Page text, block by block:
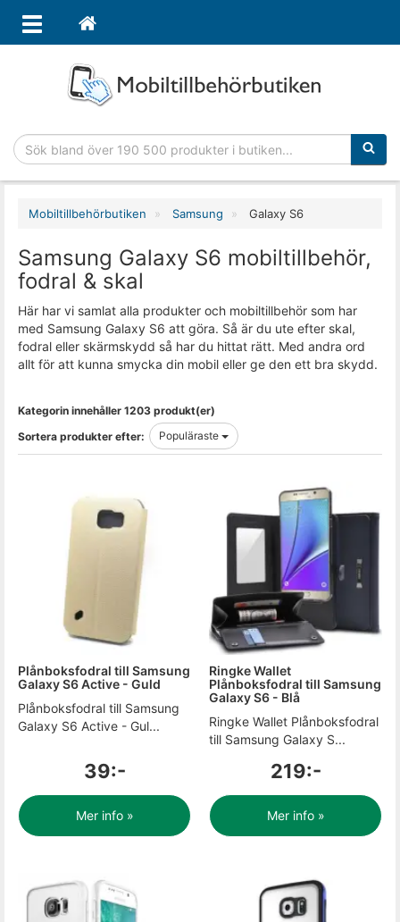
Mobiltillbehörbutiken Samsung Galaxy S6
Samsung Galaxy S6 mobiltillbehör,
fodral & skal
Här har vi samlat alla produkter och mobiltillbehör som har
med Samsung Galaxy S6 att göra. Så är du ute efter skal,
fodral eller skärmskydd så har du hittat rätt. Med andra ord
allt för att kunna smycka din mobil eller ge den ett bra skydd.
Kategorin innehåller 1203 produkt(er)
Sortera produkter efter:
Populäraste
Plånboksfodral till Samsung
Galaxy S6 Active - Guld
Plånboksfodral till Samsung
Galaxy S6 Active - Gul...
39:-
Mer info »
Ringke Wallet
Plånboksfodral till Samsung
Galaxy S6 - Blå
Ringke Wallet Plånboksfodral
till Samsung Galaxy S...
219:-
Mer info »